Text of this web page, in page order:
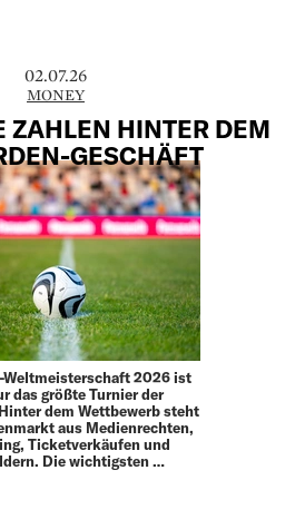
02.07.26
MONEY
ZAHLEN HINTER DEM
GESCHÄFT
Weltmeisterschaft 2026 ist
das größte Turnier der
dem Wettbewerb steht
aus Medienrechten,
Ticketverkäufen und
Die wichtigsten …